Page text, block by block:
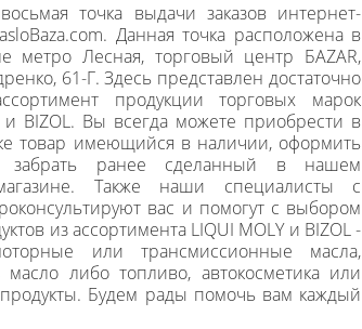
точка выдачи заказов интернет-
Данная точка расположена в
метро Лесная, торговый центр БАZAR,
61-Г. Здесь представлен достаточно
продукции торговых марок
и BIZOL. Вы всегда можете приобрести в
товар имеющийся в наличии, оформить
забрать ранее сделанный в нашем
магазине. Также наши специалисты с
вас и помогут с выбором
из ассортимента LIQUI MOLY и BIZOL -
или трансмиссионные масла,
либо топливо, автокосметика или
Будем рады помочь вам каждый